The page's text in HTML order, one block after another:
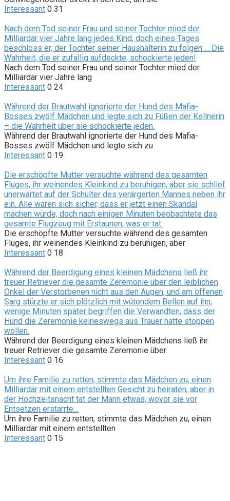
Interessant 0 31
Nach dem Tod seiner Frau und seiner Tochter mied der
Milliardär vier Jahre lang jedes Kind, doch eines Tages
beschloss er, der Tochter seiner Haushälterin zu folgen … Die
Wahrheit, die er zufällig aufdeckte, schockierte jeden!
Nach dem Tod seiner Frau und seiner Tochter mied der
Milliardär vier Jahre lang
Interessant 0 24
Während der Brautwahl ignorierte der Hund des Mafia-
Bosses zwölf Mädchen und legte sich zu Füßen der Kellnerin
– die Wahrheit über sie schockierte jeden.
Während der Brautwahl ignorierte der Hund des Mafia-
Bosses zwölf Mädchen und legte sich zu
Interessant 0 19
Die erschöpfte Mutter versuchte während des gesamten
Fluges, ihr weinendes Kleinkind zu beruhigen, aber sie schlief
unerwartet auf der Schulter des verärgerten Mannes neben ihr
ein. Alle waren sich sicher, dass er jetzt einen Skandal
machen würde, doch nach einigen Minuten beobachtete das
gesamte Flugzeug mit Erstaunen, was er tat.
Die erschöpfte Mutter versuchte während des gesamten
Fluges, ihr weinendes Kleinkind zu beruhigen, aber
Interessant 0 18
Während der Beerdigung eines kleinen Mädchens ließ ihr
treuer Retriever die gesamte Zeremonie über den leiblichen
Onkel der Verstorbenen nicht aus den Augen, und am offenen
Sarg stürzte er sich plötzlich mit wütendem Bellen auf ihn;
wenige Minuten später begriffen die Verwandten, dass der
Hund die Zeremonie keineswegs aus Trauer hatte stoppen
wollen.
Während der Beerdigung eines kleinen Mädchens ließ ihr
treuer Retriever die gesamte Zeremonie über
Interessant 0 16
Um ihre Familie zu retten, stimmte das Mädchen zu, einen
Milliardär mit einem entstellten Gesicht zu heiraten, aber in
der Hochzeitsnacht tat der Mann etwas, wovor sie vor
Entsetzen erstarrte…
Um ihre Familie zu retten, stimmte das Mädchen zu, einen
Milliardär mit einem entstellten
Interessant 0 15